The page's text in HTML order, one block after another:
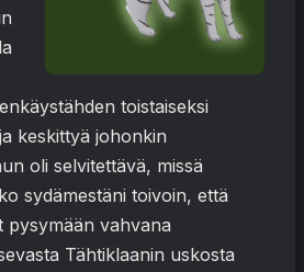
toistaiseksi
keskittyä johonkin
oli selvitettävä, missä
sydämestäni toivoin, että
pysymään vahvana
Tähtiklaanin uskosta